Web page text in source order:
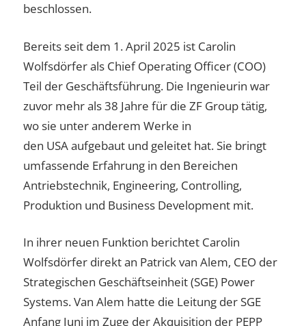
beschlossen.
Bereits seit dem 1. April 2025 ist Carolin
Wolfsdörfer als Chief Operating Officer (COO)
Teil der Geschäftsführung. Die Ingenieurin war
zuvor mehr als 38 Jahre für die ZF Group tätig,
wo sie unter anderem Werke in
den USA aufgebaut und geleitet hat. Sie bringt
umfassende Erfahrung in den Bereichen
Antriebstechnik, Engineering, Controlling,
Produktion und Business Development mit.
In ihrer neuen Funktion berichtet Carolin
Wolfsdörfer direkt an Patrick van Alem, CEO der
Strategischen Geschäftseinheit (SGE) Power
Systems. Van Alem hatte die Leitung der SGE
Anfang Juni im Zuge der Akquisition der PEPP